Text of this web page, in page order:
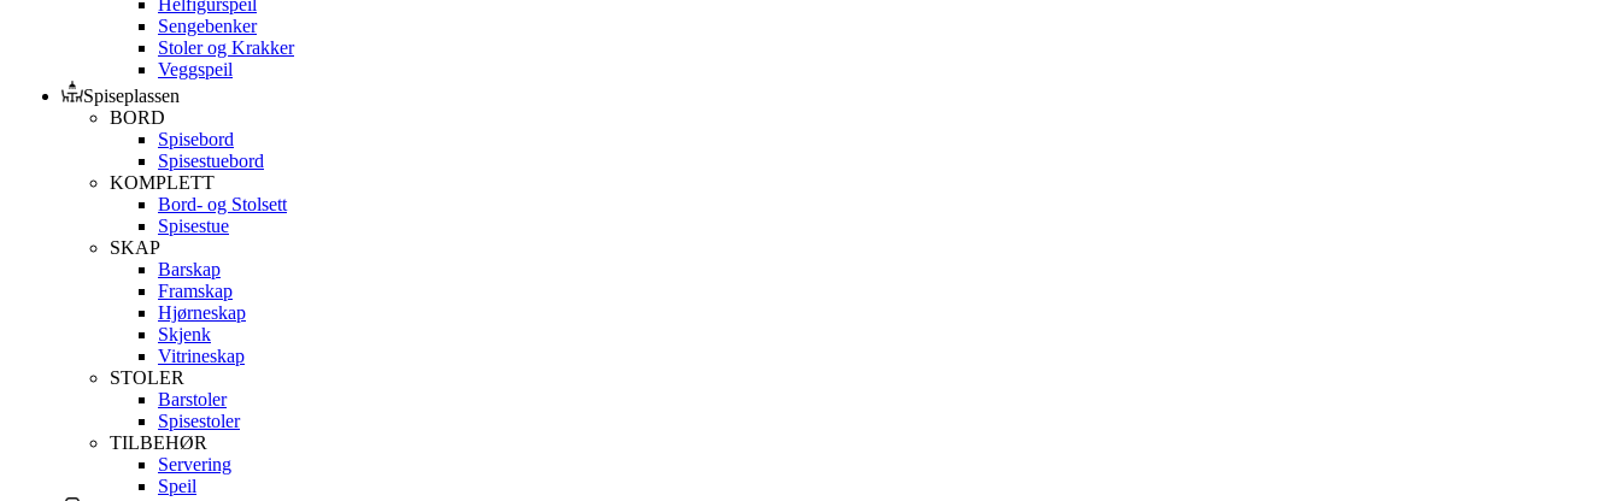
Helfigurspeil
Sengebenker
Stoler og Krakker
Veggspeil
Spiseplassen
BORD
Spisebord
Spisestuebord
KOMPLETT
Bord- og Stolsett
Spisestue
SKAP
Barskap
Framskap
Hjørneskap
Skjenk
Vitrineskap
STOLER
Barstoler
Spisestoler
TILBEHØR
Servering
Speil